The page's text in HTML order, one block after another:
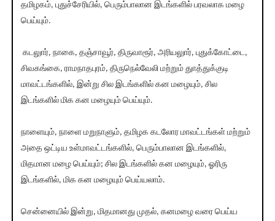
தமிழகம், புதுச்சேரியில், பெரும்பாலான இடங்களில் பரவலாக மழை
பெய்யும்.
கடலுார், நாகை, தஞ்சாவூர், திருவாரூர், அரியலுார், புதுக்கோட்டை,
சிவகங்கை, ராமநாதபுரம், திருநெல்வேலி மற்றும் துாத்துக்குடி
மாவட்டங்களில், இன்று சில இடங்களில் கன மழையும், சில
இடங்களில் மிக கன மழையும் பெய்யும்.
நாளையும், நாளை மறுநாளும், தமிழக கடலோர மாவட்டங்கள் மற்றும்
அதை ஒட்டிய உள்மாவட்டங்களில், பெரும்பாலான இடங்களில்,
மிதமான மழை பெய்யும்; சில இடங்களில் கன மழையும், ஓரிரு
இடங்களில், மிக கன மழையும் பெய்யலாம்.
சென்னையில் இன்று, மிதமானது முதல், கனமழை வரை பெய்ய